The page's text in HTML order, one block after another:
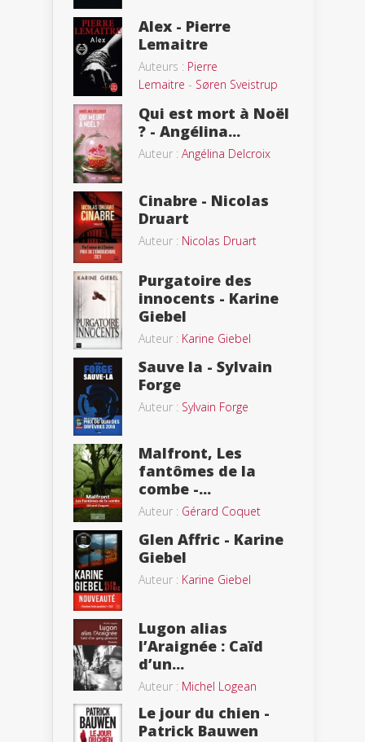
Alex - Pierre
Lemaitre
Auteurs : Pierre
Lemaitre - Søren Sveistrup
Qui est mort à Noël
? - Angélina...
Auteur : Angélina Delcroix
Cinabre - Nicolas
Druart
Auteur : Nicolas Druart
Purgatoire des
innocents - Karine
Giebel
Auteur : Karine Giebel
Sauve la - Sylvain
Forge
Auteur : Sylvain Forge
Malfront, Les
fantômes de la
combe -...
Auteur : Gérard Coquet
Glen Affric - Karine
Giebel
Auteur : Karine Giebel
Lugon alias
l’Araignée : Caïd
d’un...
Auteur : Michel Logean
Le jour du chien -
Patrick Bauwen